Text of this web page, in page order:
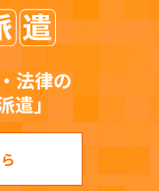
録者・求人者情報の管理、連
許諾を得た業務提携先への
ス運営企業への提供、成約案
ャンペーン・アンケート等の
、登録会への案内、予約およ
締結に関する業務、雇用管理
）、災害時の緊急連絡、キャ
法律の
遣」